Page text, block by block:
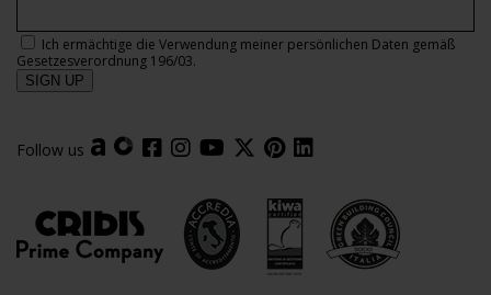
Ich ermächtige die Verwendung meiner persönlichen Daten gemäß
Gesetzesverordnung 196/03.
Follow us